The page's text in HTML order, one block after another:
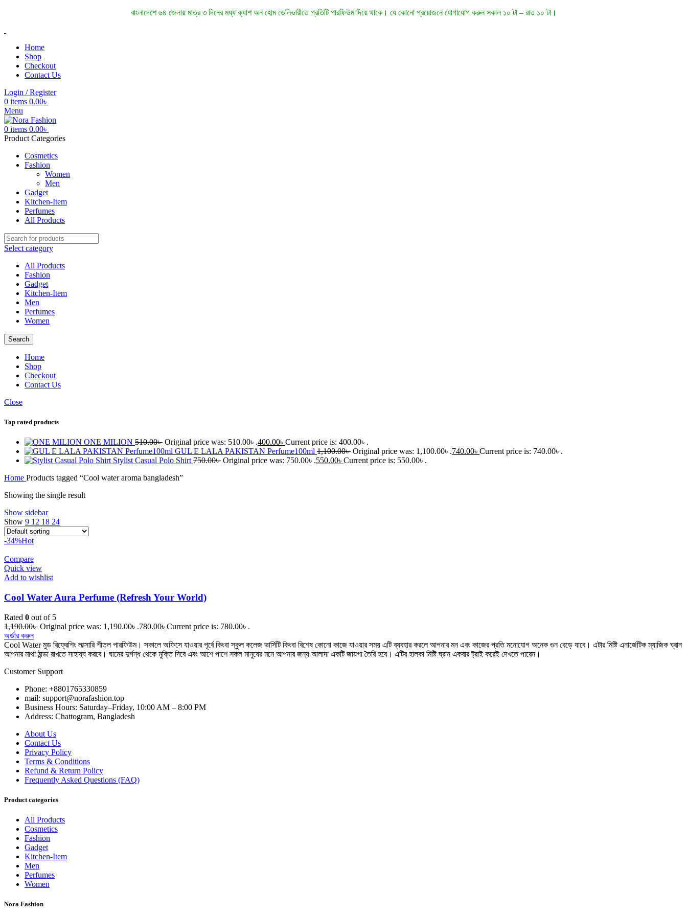
বাংলাদেশে ৬৪ জেলায় মাত্র ৩ দিনের মধ্য ক্যাশ অন হোম ডেলিভারীতে প্রতিটি পারফিউম দিয়ে থাকে। যে কোনো প্রয়োজনে যোগাযোগ করুন সকাল ১০ টা – রাত ১০ টা।
Home
Shop
Checkout
Contact Us
Login / Register
0 items 0.00৳
Menu
0 items 0.00৳
Product Categories
Cosmetics
Fashion
Women
Men
Gadget
Kitchen-Item
Perfumes
All Products
Select category
All Products
Fashion
Gadget
Kitchen-Item
Men
Perfumes
Women
Search
Home
Shop
Checkout
Contact Us
Close
Top rated products
ONE MILION 510.00৳ Original price was: 510.00৳ .400.00৳ Current price is: 400.00৳ .
GUL E LALA PAKISTAN Perfume100ml 1,100.00৳ Original price was: 1,100.00৳ .740.00৳ Current price is: 740.00৳ .
Stylist Casual Polo Shirt 750.00৳ Original price was: 750.00৳ .550.00৳ Current price is: 550.00৳ .
Home Products tagged “Cool water aroma bangladesh”
Showing the single result
Show sidebar
Show 9 12 18 24
-34%Hot
Compare
Quick view
Add to wishlist
Cool Water Aura Perfume (Refresh Your World)
Rated 0 out of 5
1,190.00৳ Original price was: 1,190.00৳ .780.00৳ Current price is: 780.00৳ .
অর্ডার করুন
Cool Water মুড রিফ্রেশিং লাক্সারি শীতল পারফিউম। সকালে অফিসে যাওয়ার পূর্বে কিংবা স্কুল কলেজ ভার্সিটি কিংবা বিশেষ কোনো কাজে যাওয়ার সময় এটি ব্যবহার করলে আপনার মন এবং কাজের প্রতি মনোযোগ অনেক গুন বেড়ে যাবে। এটার মিষ্টি এনার্জেটিক ম্যাজিক ঘ্রান
আপনার মাথা ঠান্ডা রাখতে সাহায্য করবে। ঘামের দুর্গন্ধ থেকে মুক্তি দিবে এবং আশে পাশে সকল মানুষের মনে আপনার জন্য আলাদা একটি জায়গা তৈরি হবে। এটির হালকা মিষ্টি ঘ্রান একবার ট্রাই করেই দেখতে পারেন।
Customer Support
Phone: +8801765330859
mail: support@norafashion.top
Business Hours: Saturday–Friday, 10:00 AM – 8:00 PM
Address: Chattogram, Bangladesh
About Us
Contact Us
Privacy Policy
Terms & Conditions
Refund & Return Policy
Frequently Asked Questions (FAQ)
Product categories
All Products
Cosmetics
Fashion
Gadget
Kitchen-Item
Men
Perfumes
Women
Nora Fashion